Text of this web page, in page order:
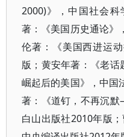
2000)》，中国社会
著：《美国历史通论》
伦著：《美国西进运
版；黄安年著：《老
崛起后的美国》，中国
著：《道钉，不再沉
白山出版社2010年版